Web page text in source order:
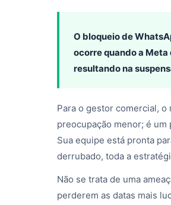
O bloqueio de
ocorre quando a
resultando na
Para o gestor comercial,
preocupação menor; é
Sua equipe está pronta
derrubado, toda a
Não se trata de uma
perderem as datas mais